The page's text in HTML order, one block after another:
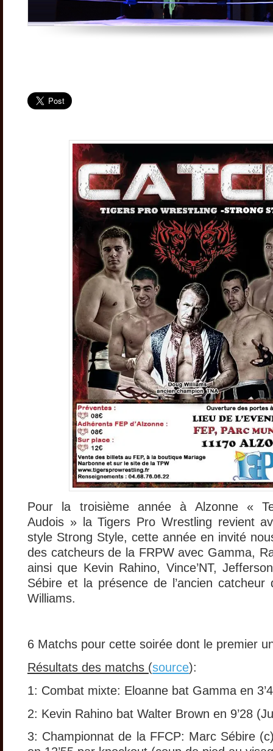
Pour la troisième année à Alzonne «
Audois » la Tigers Pro Wrestling revient
style Strong Style, cette année en invité
des catcheurs de la FRPW avec Gamma,
ainsi que Kevin Rahino, Vince’NT,
Sébire et la présence de l’ancien catcheur
Williams.
6 Matchs pour cette soirée dont le premier
Résultats des matchs (source):
1: Combat mixte: Eloanne bat Gamma en
2: Kevin Rahino bat Walter Brown en 9’28
3: Championnat de la FFCP: Marc Sébire